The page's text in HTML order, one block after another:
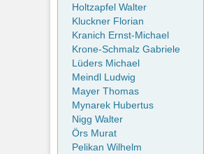
Holtzapfel Walter
Kluckner Florian
Kranich Ernst-Michael
Krone-Schmalz Gabriele
Lüders Michael
Meindl Ludwig
Mayer Thomas
Mynarek Hubertus
Nigg Walter
Örs Murat
Pelikan Wilhelm